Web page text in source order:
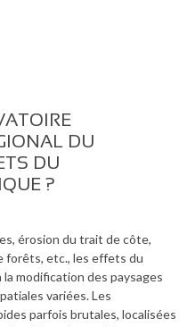
DU
DU
?
érosion du trait de côte,
forêts, etc., les effets du
modification des paysages
variées. Les
parfois brutales, localisées